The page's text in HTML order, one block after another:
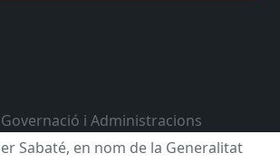
i Administracions
Sabaté, en nom de la Generalitat